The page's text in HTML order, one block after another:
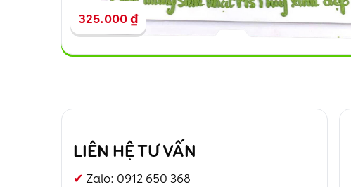
325.000₫
LIÊN HỆ TƯ VẤN
Zalo: 0912 650 368